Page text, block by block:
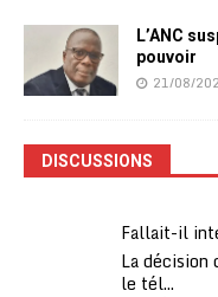
L’ANC
pouvoir
21/08/
DISCUSSIONS
Fallait-il
La
le tél...